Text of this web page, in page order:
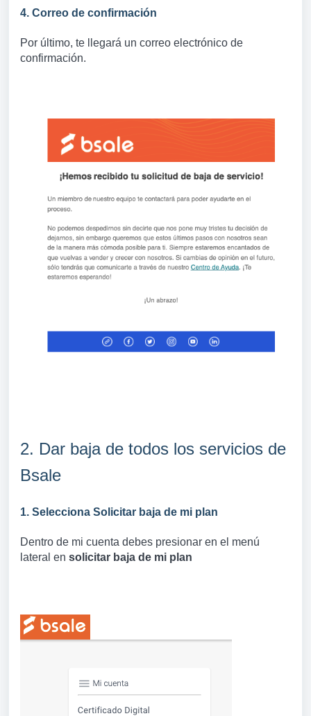
4. Correo de confirmación
Por último, te llegará un correo electrónico de
confirmación.
2. Dar baja de todos los servicios de
Bsale
1. Selecciona Solicitar baja de mi plan
Dentro de mi cuenta debes presionar en el menú
lateral en solicitar baja de mi plan